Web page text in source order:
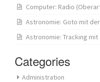
Computer: Radio
Astronomie: Goto mit der
Astronomie: Tracking mit
Categories
Administration